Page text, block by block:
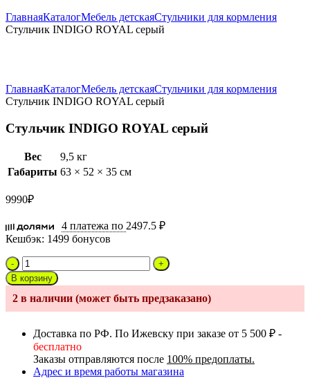
ГлавнаяКаталогМебель детскаяСтульчики для кормления
Стульчик INDIGO ROYAL серый
ГлавнаяКаталогМебель детскаяСтульчики для кормления
Стульчик INDIGO ROYAL серый
Стульчик INDIGO ROYAL серый
Вес
9,5 кг
Габариты 63 × 52 × 35 см
9990₽
4 платежа по 2497.5 ₽
Кешбэк: 1499 бонусов
Количество
товара
Стульчик
INDIGO
ROYAL
В корзину
2 в наличии (может быть предзаказано)
Доставка по РФ. По Ижевску при заказе от 5 500 ₽ -
бесплатно
Заказы отправляются после 100% предоплаты.
Адрес и время работы магазина